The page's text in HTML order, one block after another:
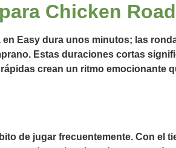
Chicken Road
Easy dura unos minutos; las
Estas duraciones cortas
crean un ritmo emocionante
de jugar frecuentemente. Con el